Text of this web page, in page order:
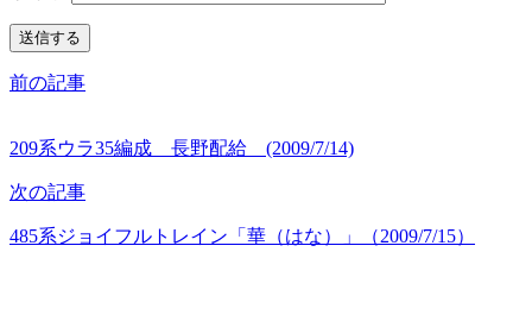
前の記事
209系ウラ35編成 長野配給 (2009/7/14)
次の記事
485系ジョイフルトレイン「華（はな）」（2009/7/15）